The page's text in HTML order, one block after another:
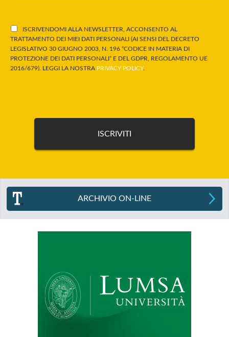
ISCRIVENDOMI ALLA NEWSLETTER, ACCONSENTO AL
TRATTAMENTO DEI MIEI DATI PERSONALI (AI SENSI DEL DECRETO
LEGISLATIVO 30 GIUGNO 2003, N. 196 “CODICE IN MATERIA DI
PROTEZIONE DEI DATI PERSONALI” E DEL GDPR, REGOLAMENTO UE
2016/679). LEGGI LA NOSTRA PRIVACY POLICY.
ARCHIVIO ON-LINE